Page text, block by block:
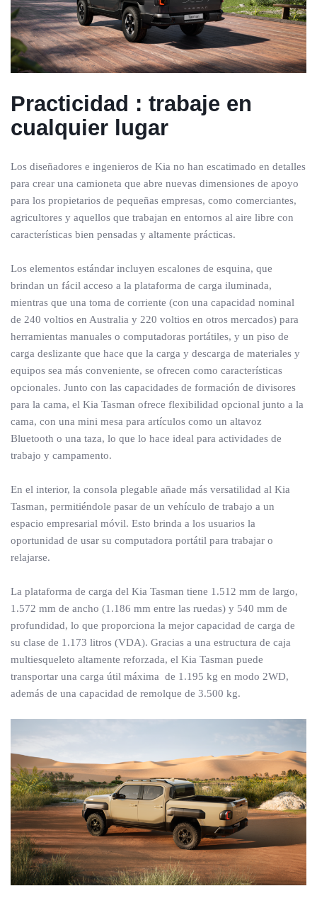
Practicidad ­: trabaje en
cualquier lugar
Los diseñadores e ingenieros de Kia no han escatimado en detalles
para crear una camioneta que abre nuevas dimensiones de apoyo
para los propietarios de pequeñas empresas, como comerciantes,
agricultores y aquellos que trabajan en entornos al aire libre con
características bien pensadas y altamente prácticas.
Los elementos estándar incluyen escalones de esquina, que
brindan un fácil acceso a la plataforma de carga iluminada,
mientras que una toma de corriente (con una capacidad nominal
de 240 voltios en Australia y 220 voltios en otros mercados) para
herramientas manuales o computadoras portátiles, y un piso de
carga deslizante que hace que la carga y descarga de materiales y
equipos sea más conveniente, se ofrecen como características
opcionales. Junto con las capacidades de formación de divisores
para la cama, el Kia Tasman ofrece flexibilidad opcional junto a la
cama, con una mini mesa para artículos como un altavoz
Bluetooth o una taza, lo que lo hace ideal para actividades de
trabajo y campamento.
En el interior, la consola plegable añade más versatilidad al Kia
Tasman, permitiéndole pasar de un vehículo de trabajo a un
espacio empresarial móvil. Esto brinda a los usuarios la
oportunidad de usar su computadora portátil para trabajar o
relajarse.
La plataforma de carga del Kia Tasman tiene 1.512 mm de largo,
1.572 mm de ancho (1.186 mm entre las ruedas) y 540 mm de
profundidad, lo que proporciona la mejor capacidad de carga de
su clase de 1.173 litros (VDA). Gracias a una estructura de caja
multiesqueleto altamente reforzada, el Kia Tasman puede
transportar una carga útil máxima de 1.195 kg en modo 2WD,
además de una capacidad de remolque de 3.500 kg.